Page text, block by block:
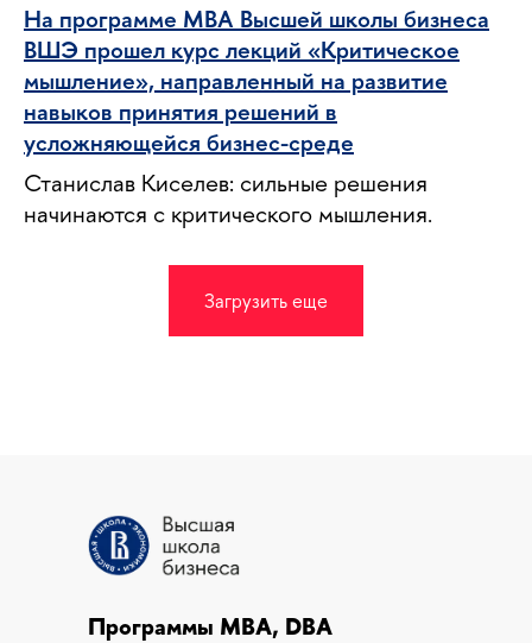
На программе MBA Высшей школы бизнеса
ВШЭ прошел курс лекций «Критическое
мышление», направленный на развитие
навыков принятия решений в
усложняющейся бизнес-среде
Станислав Киселев: сильные решения
начинаются с критического мышления.
Загрузить еще
СПАСИБО ЗА
ЗАЯВКУ
Программы MBA, DBA